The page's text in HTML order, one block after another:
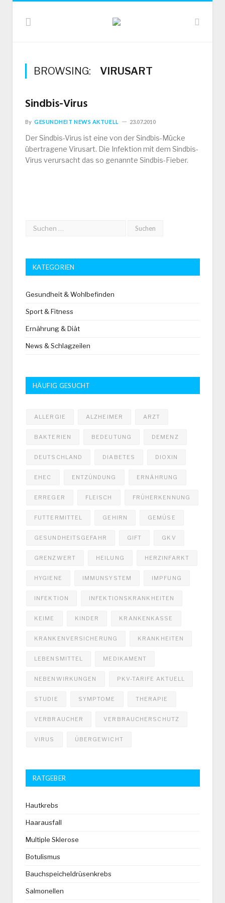
BROWSING: VIRUSART
Sindbis-Virus
By GESUNDHEIT NEWS AKTUELL 23.07.2010
Der Sindbis-Virus ist eine von der Sindbis-Mücke
übertragene Virusart. Die Infektion mit dem Sindbis-
Virus verursacht das so genannte Sindbis-Fieber.
KATEGORIEN
Gesundheit & Wohlbefinden
Sport & Fitness
Ernährung & Diät
News & Schlagzeilen
HÄUFIG GESUCHT
ALLERGIE ALZHEIMER ARZT
BAKTERIEN BEDEUTUNG DEMENZ
DEUTSCHLAND DIABETES DIOXIN
EHEC ENTZÜNDUNG ERNÄHRUNG
ERREGER FLEISCH FRÜHERKENNUNG
FUTTERMITTEL GEHIRN GEMÜSE
GESUNDHEITSGEFAHR GIFT GKV
GRENZWERT HEILUNG HERZINFARKT
HYGIENE IMMUNSYSTEM IMPFUNG
INFEKTION INFEKTIONSKRANKHEITEN
KEIME KINDER KRANKENKASSE
KRANKENVERSICHERUNG KRANKHEITEN
LEBENSMITTEL MEDIKAMENT
NEBENWIRKUNGEN PKV-TARIFE AKTUELL
STUDIE SYMPTOME THERAPIE
VERBRAUCHER VERBRAUCHERSCHUTZ
VIRUS ÜBERGEWICHT
RATGEBER
Hautkrebs
Haarausfall
Multiple Sklerose
Botulismus
Bauchspeicheldrüsenkrebs
Salmonellen